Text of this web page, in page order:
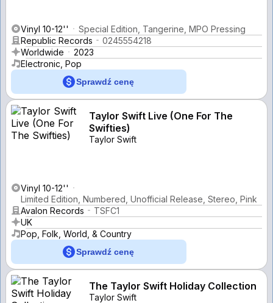
Vinyl 10-12''
Special Edition, Tangerine, MPO Pressing
Republic Records
0245554218
Worldwide
2023
Electronic, Pop
Sprawdź cenę
Taylor Swift Live (One For The
Swifties)
Taylor Swift
Vinyl 10-12''
Limited Edition, Numbered, Unofficial Release, Stereo, Pink
Avalon Records
TSFC1
UK
Pop, Folk, World, & Country
Sprawdź cenę
The Taylor Swift Holiday Collection
Taylor Swift